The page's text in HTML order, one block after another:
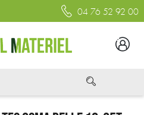
04 76 52 92 00